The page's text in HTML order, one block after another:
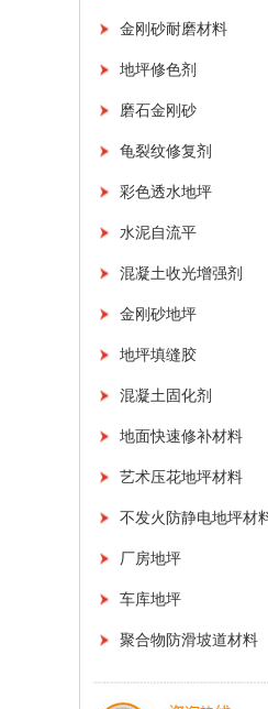
金刚砂耐磨材料
地坪修色剂
磨石金刚砂
龟裂纹修复剂
彩色透水地坪
水泥自流平
混凝土收光增强剂
金刚砂地坪
地坪填缝胶
混凝土固化剂
地面快速修补材料
艺术压花地坪材料
不发火防静电地坪材
厂房地坪
车库地坪
聚合物防滑坡道材料